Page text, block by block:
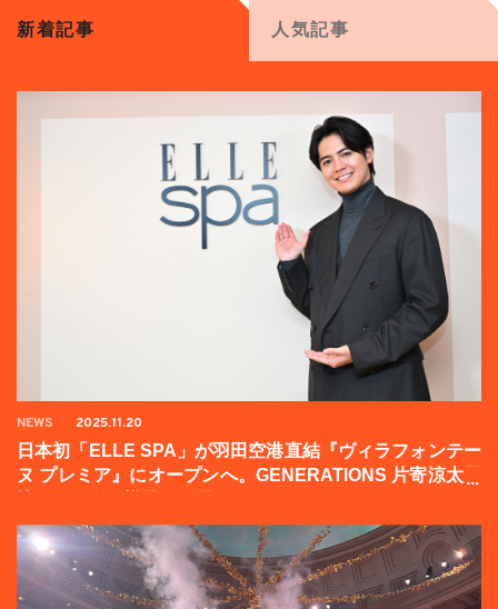
新着記事 人気記事
NEWS 2025.11.20
日本初「ELLE SPA」が羽田空港直結『ヴィラフォンテー
ヌ プレミア』にオープンへ。GENERATIONS 片寄涼太登